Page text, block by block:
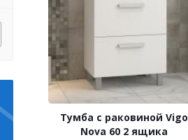
Тумба с раковиной Vigo
Nova 60 2 ящика